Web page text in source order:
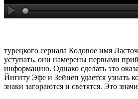
турецкого сериала Кодовое имя
уступать, они намерены первыми
информацию. Однако сделать это
Йигиту Эфе и Зейнеп удается узнать
знаки загораются и светятся. Это